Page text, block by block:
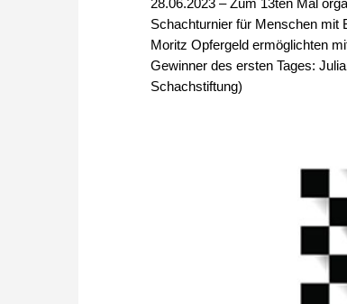
Schachturnier für Menschen mit
Moritz Opfergeld ermöglichten
Gewinner des ersten Tages:
Schachstiftung)